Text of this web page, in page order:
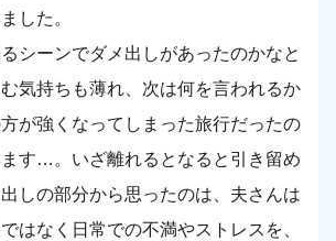
した。
シーンでダメ出しがあったのかなと
気持ちも薄れ、次は何を言われるか
が強くなってしまった旅行だったの
す…。いざ離れるとなると引き留め
しの部分から思ったのは、夫さんは
はなく日常での不満やストレスを、